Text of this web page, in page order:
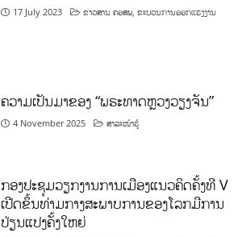
17 July 2023 ຂ່າວສານ ຄອສພ ,ຂະບວນການອອກແຮງງານ
ຄວາມເປັນມາຂອງ “ພຣະທາດຫຼວງວຽງຈັນ”
4 November 2025 ສາລະໜ້າຮູ້
ກອງປະຊຸມວຽກງານການເມືອງແນວຄິດຄັ້ງທີ V
ເປີດຂຶ້ນທ່າມກາງສະພາບການຂອງໂລກມີການ
ປ່ຽນແປງຄັ້ງໃຫຍ່